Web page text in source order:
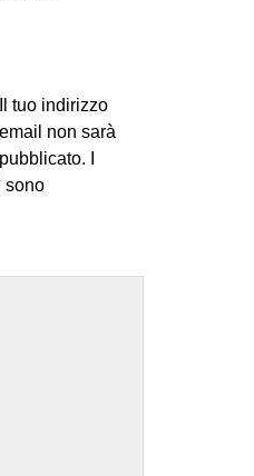
Il tuo indirizzo
email non sarà
pubblicato.
sono